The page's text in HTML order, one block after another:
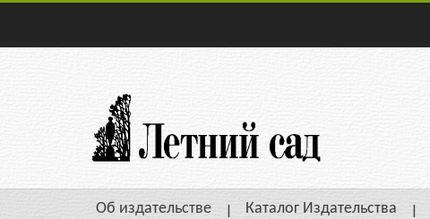
Об издательстве Каталог Издательства